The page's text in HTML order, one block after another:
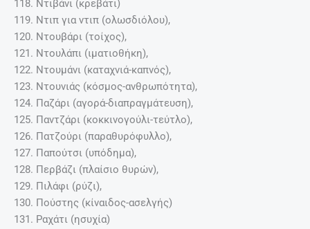
118. Ντιβάνι (κρεβάτι)
119. Ντιπ για ντιπ (ολωσδιόλου),
120. Ντουβάρι (τοίχος),
121. Ντουλάπι (ιματιοθήκη),
122. Ντουμάνι (καταχνιά-καπνός),
123. Ντουνιάς (κόσμος-ανθρωπότητα),
124. Παζάρι (αγορά-διαπραγμάτευση),
125. Παντζάρι (κοκκινογούλι-τεύτλο),
126. Πατζούρι (παραθυρόφυλλο),
127. Παπούτσι (υπόδημα),
128. Περβάζι (πλαίσιο θυρών),
129. Πιλάφι (ρύζι),
130. Πούστης (κίναιδος-ασελγής)
131. Ραχάτι (ησυχία)